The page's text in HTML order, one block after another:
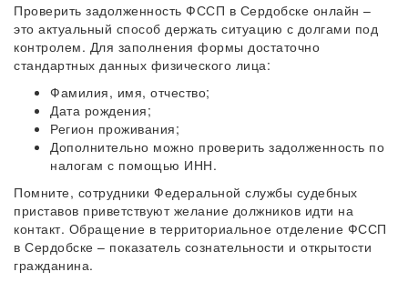
Проверить задолженность ФССП в Сердобске онлайн –
это актуальный способ держать ситуацию с долгами под
контролем. Для заполнения формы достаточно
стандартных данных физического лица:
Фамилия, имя, отчество;
Дата рождения;
Регион проживания;
Дополнительно можно проверить задолженность по
налогам с помощью ИНН.
Помните, сотрудники Федеральной службы судебных
приставов приветствуют желание должников идти на
контакт. Обращение в территориальное отделение ФССП
в Сердобске – показатель сознательности и открытости
гражданина.